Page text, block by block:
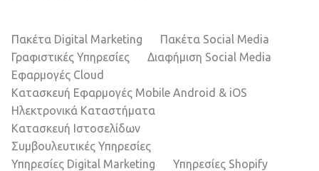
Πακέτα Digital Marketing
Πακέτα Social Media
Γραφιστικές Υπηρεσίες
Διαφήμιση Social Media
Εφαρμογές Cloud
Κατασκευή Εφαρμογές Mobile Android & iOS
Ηλεκτρονικά Καταστήματα
Κατασκευή Ιστοσελίδων
Συμβουλευτικές Υπηρεσίες
Υπηρεσίες Digital Marketing
Υπηρεσίες Shopify